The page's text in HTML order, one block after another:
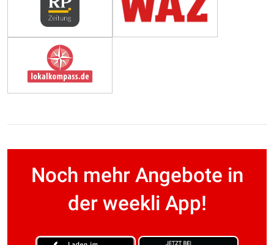
Noch mehr Angebote in
der weekli App!